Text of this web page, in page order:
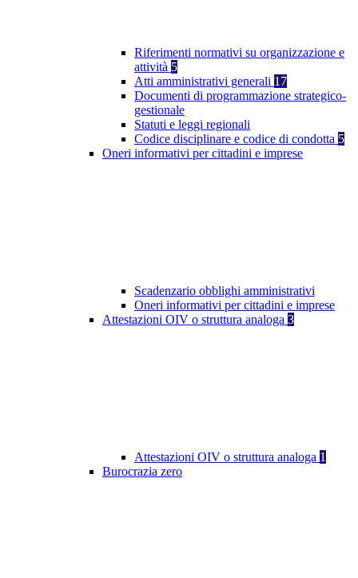
Riferimenti normativi su organizzazione e
attività 5
Atti amministrativi generali 17
Documenti di programmazione strategico-
gestionale
Statuti e leggi regionali
Codice disciplinare e codice di condotta 5
Oneri informativi per cittadini e imprese
Scadenzario obblighi amministrativi
Oneri informativi per cittadini e imprese
Attestazioni OIV o struttura analoga 3
Attestazioni OIV o struttura analoga 1
Burocrazia zero